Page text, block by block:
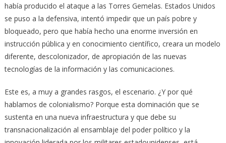
había producido el ataque a las Torres Gemelas. Estados Unidos
se puso a la defensiva, intentó impedir que un país pobre y
bloqueado, pero que había hecho una enorme inversión en
instrucción pública y en conocimiento científico, creara un modelo
diferente, descolonizador, de apropiación de las nuevas
tecnologías de la información y las comunicaciones.
Este es, a muy a grandes rasgos, el escenario. ¿Y por qué
hablamos de colonialismo? Porque esta dominación que se
sustenta en una nueva infraestructura y que debe su
transnacionalización al ensamblaje del poder político y la